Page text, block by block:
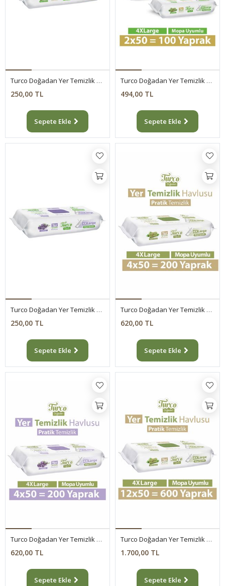
Turco Doğadan Yer Temizlik Havlusu Yeşil Sabun 50 Yaprak
250,00 TL
Sepete Ekle
Turco Doğadan Yer Temizlik Havlusu Yeşil Sabun Lavanta 2X50
494,00 TL
Sepete Ekle
Turco Doğadan Yer Temizlik Havlusu Lavanta 50 Yaprak
250,00 TL
Sepete Ekle
Turco Doğadan Yer Temizlik Havlusu Yeşil Sabun 4x50(200 Yaprak)
620,00 TL
Sepete Ekle
Turco Doğadan Yer Temizlik Havlusu Lavanta 4x50(200 Yaprak)
620,00 TL
Sepete Ekle
Turco Doğadan Yer Temizlik Havlusu Yeşil Sabun 12x50(600 Yaprak)
1.700,00 TL
Sepete Ekle